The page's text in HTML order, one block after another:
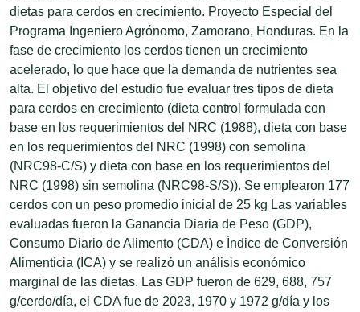
dietas para cerdos en crecimiento. Proyecto Especial del
Programa Ingeniero Agrónomo, Zamorano, Honduras. En la
fase de crecimiento los cerdos tienen un crecimiento
acelerado, lo que hace que la demanda de nutrientes sea
alta. El objetivo del estudio fue evaluar tres tipos de dieta
para cerdos en crecimiento (dieta control formulada con
base en los requerimientos del NRC (1988), dieta con base
en los requerimientos del NRC (1998) con semolina
(NRC98-C/S) y dieta con base en los requerimientos del
NRC (1998) sin semolina (NRC98-S/S)). Se emplearon 177
cerdos con un peso promedio inicial de 25 kg Las variables
evaluadas fueron la Ganancia Diaria de Peso (GDP),
Consumo Diario de Alimento (CDA) e Índice de Conversión
Alimenticia (ICA) y se realizó un análisis económico
marginal de las dietas. Las GDP fueron de 629, 688, 757
g/cerdo/día, el CDA fue de 2023, 1970 y 1972 g/día y los